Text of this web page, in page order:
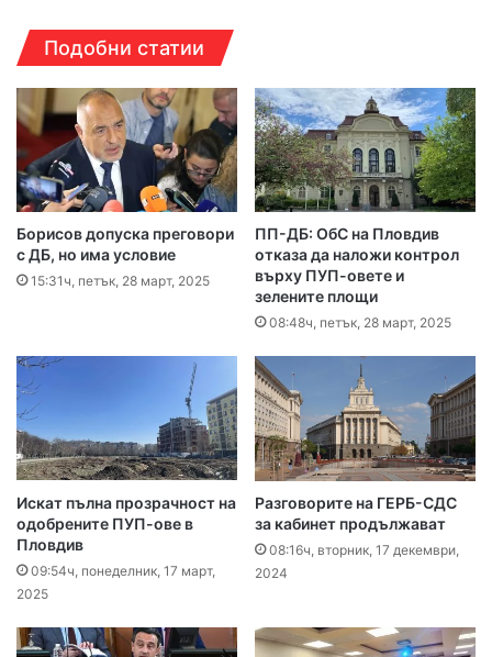
Подобни статии
Борисов допуска преговори
с ДБ, но има условие
15:31ч, петък, 28 март, 2025
ПП-ДБ: ОбС на Пловдив
отказа да наложи контрол
върху ПУП-овете и
зелените площи
08:48ч, петък, 28 март, 2025
Искат пълна прозрачност на
одобрените ПУП-ове в
Пловдив
09:54ч, понеделник, 17 март,
2025
Разговорите на ГЕРБ-СДС
за кабинет продължават
08:16ч, вторник, 17 декември,
2024